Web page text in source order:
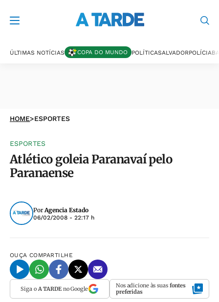
ÚLTIMAS NOTÍCIAS COPA DO MUNDO POLÍTICASALVADORPOLÍCIA
HOME>ESPORTES
ESPORTES
Atlético goleia Paranavaí pelo
Paranaense
PorAgencia Estado
06/02/2008 - 22:17 h
OUÇA COMPARTILHE
Siga o A TARDEno Google Nos adicione às suas fontes
preferidas